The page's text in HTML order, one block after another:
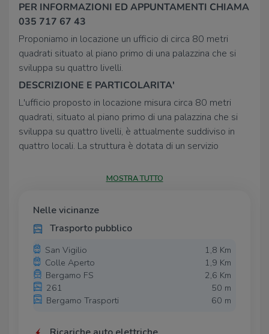
PER INFORMAZIONI ED APPUNTAMENTI CHIAMA
035 717 67 43
Proponiamo in locazione un ufficio di circa 80 metri
quadrati situato al piano primo di una palazzina che si
sviluppa su quattro livelli.
DESCRIZIONE E PARTICOLARITA'
L'ufficio proposto in locazione misura circa 80 metri
quadrati, situato al piano primo di una palazzina che si
sviluppa su quattro livelli, è attualmente suddiviso in
quattro locali. La struttura è dotata di un servizio
L’immobile è dotato di impianto elettrico e di
condizionamento.
UBICAZIONE E CONTESTO
Il complesso si trova nel Comune di Bergamo, vicino ai
servizi principali. La soluzione inoltre, presenta alcuni
parcheggi pubblici nelle vicinanze.
MOSTRA TUTTO
Nelle vicinanze
Trasporto pubblico
San Vigilio
1,8 Km
Colle Aperto
1,9 Km
Bergamo FS
2,6 Km
261
50 m
Bergamo Trasporti
60 m